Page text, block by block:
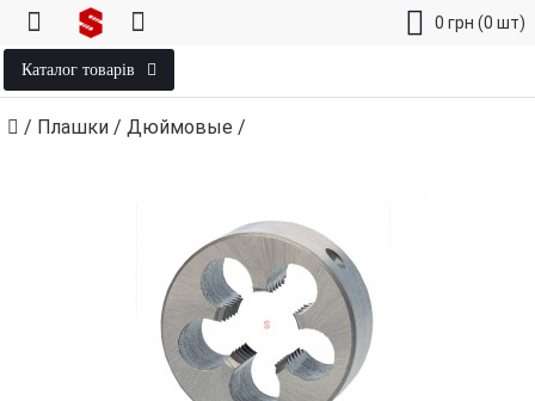
0 грн (0 шт)
Каталог товарів
/ Плашки / Дюймовые /